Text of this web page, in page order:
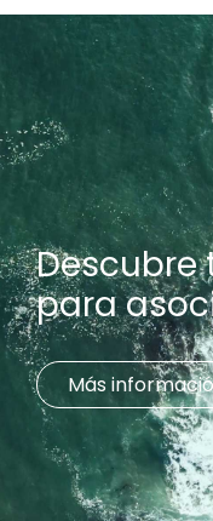
Descubre
para
Más